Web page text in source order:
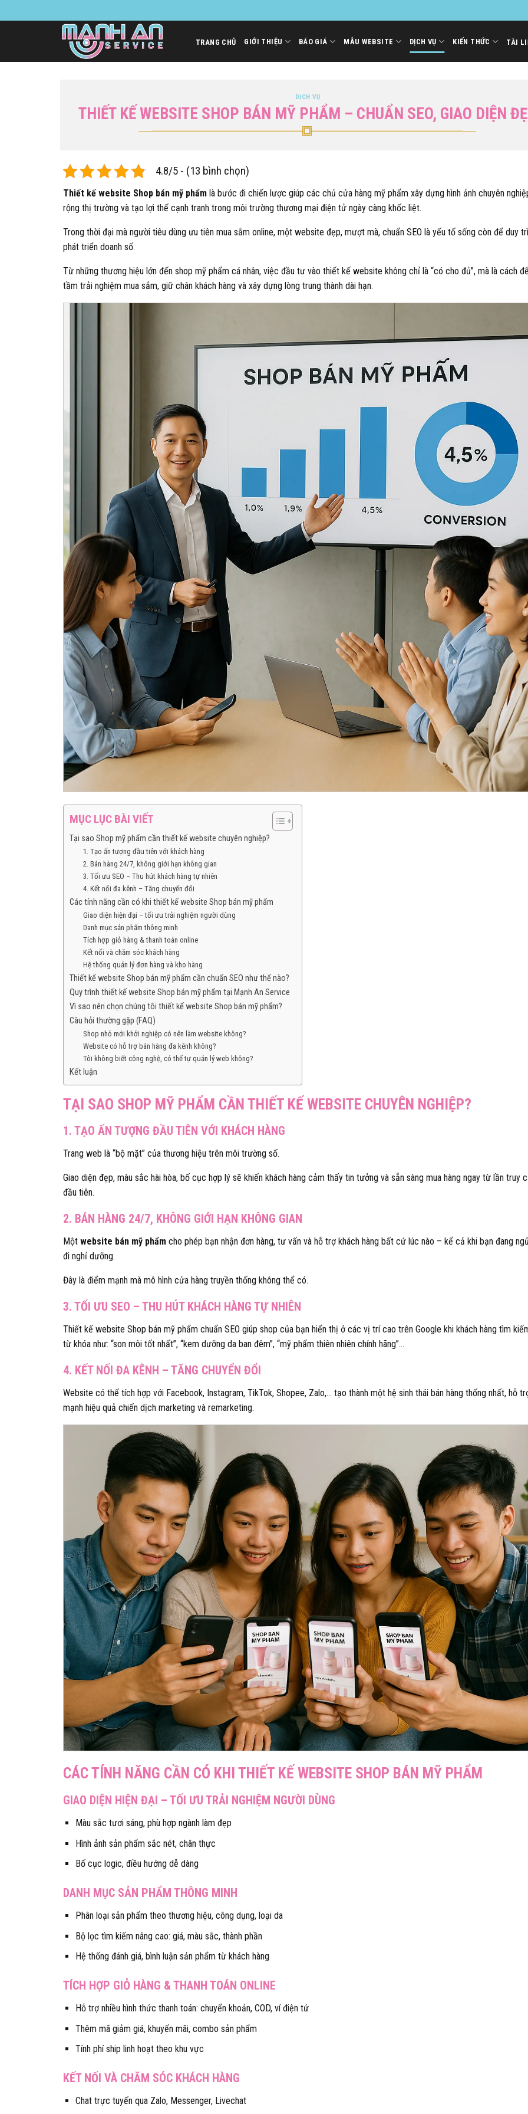
qua
TRANG CHỦ GIỚI THIỆU BÁO GIÁ MẪU WEBSITE DỊCH VỤ KIẾN THỨC TÀI
DỊCH VỤ
THIẾT KẾ WEBSITE SHOP BÁN MỸ PHẨM – CHUẨN SEO, GIAO DIỆN
4.8/5 - (13 bình chọn)
Thiết kế website Shop bán mỹ phẩm là bước đi chiến lược giúp các chủ cửa hàng mỹ phẩm xây dựng hình ảnh chuyên
rộng thị trường và tạo lợi thế cạnh tranh trong môi trường thương mại điện tử ngày càng khốc liệt.
Trong thời đại mà người tiêu dùng ưu tiên mua sắm online, một website đẹp, mượt mà, chuẩn SEO là yếu tố sống còn để duy
phát triển doanh số.
Từ những thương hiệu lớn đến shop mỹ phẩm cá nhân, việc đầu tư vào thiết kế website không chỉ là “có cho đủ”, mà là cách
tầm trải nghiệm mua sắm, giữ chân khách hàng và xây dựng lòng trung thành dài hạn.
MỤC LỤC BÀI VIẾT
Tại sao Shop mỹ phẩm cần thiết kế website chuyên nghiệp?
1. Tạo ấn tượng đầu tiên với khách hàng
2. Bán hàng 24/7, không giới hạn không gian
3. Tối ưu SEO – Thu hút khách hàng tự nhiên
4. Kết nối đa kênh – Tăng chuyển đổi
Các tính năng cần có khi thiết kế website Shop bán mỹ phẩm
Giao diện hiện đại – tối ưu trải nghiệm người dùng
Danh mục sản phẩm thông minh
Tích hợp giỏ hàng & thanh toán online
Kết nối và chăm sóc khách hàng
Hệ thống quản lý đơn hàng và kho hàng
Thiết kế website Shop bán mỹ phẩm cần chuẩn SEO như thế nào?
Quy trình thiết kế website Shop bán mỹ phẩm tại Mạnh An Service
Vì sao nên chọn chúng tôi thiết kế website Shop bán mỹ phẩm?
Câu hỏi thường gặp (FAQ)
Shop nhỏ mới khởi nghiệp có nên làm website không?
Website có hỗ trợ bán hàng đa kênh không?
Tôi không biết công nghệ, có thể tự quản lý web không?
Kết luận
TẠI SAO SHOP MỸ PHẨM CẦN THIẾT KẾ WEBSITE CHUYÊN NGHIỆP?
1. TẠO ẤN TƯỢNG ĐẦU TIÊN VỚI KHÁCH HÀNG
Trang web là “bộ mặt” của thương hiệu trên môi trường số.
Giao diện đẹp, màu sắc hài hòa, bố cục hợp lý sẽ khiến khách hàng cảm thấy tin tưởng và sẵn sàng mua hàng ngay từ lần truy
đầu tiên.
2. BÁN HÀNG 24/7, KHÔNG GIỚI HẠN KHÔNG GIAN
Một website bán mỹ phẩm cho phép bạn nhận đơn hàng, tư vấn và hỗ trợ khách hàng bất cứ lúc nào – kể cả khi bạn đang
đi nghỉ dưỡng.
Đây là điểm mạnh mà mô hình cửa hàng truyền thống không thể có.
3. TỐI ƯU SEO – THU HÚT KHÁCH HÀNG TỰ NHIÊN
Thiết kế website Shop bán mỹ phẩm chuẩn SEO giúp shop của bạn hiển thị ở các vị trí cao trên Google khi khách hàng tìm
từ khóa như: “son môi tốt nhất”, “kem dưỡng da ban đêm”, “mỹ phẩm thiên nhiên chính hãng”…
4. KẾT NỐI ĐA KÊNH – TĂNG CHUYỂN ĐỔI
Website có thể tích hợp với Facebook, Instagram, TikTok, Shopee, Zalo,… tạo thành một hệ sinh thái bán hàng thống nhất, hỗ
mạnh hiệu quả chiến dịch marketing và remarketing.
CÁC TÍNH NĂNG CẦN CÓ KHI THIẾT KẾ WEBSITE SHOP BÁN MỸ PHẨM
GIAO DIỆN HIỆN ĐẠI – TỐI ƯU TRẢI NGHIỆM NGƯỜI DÙNG
Màu sắc tươi sáng, phù hợp ngành làm đẹp
Hình ảnh sản phẩm sắc nét, chân thực
Bố cục logic, điều hướng dễ dàng
DANH MỤC SẢN PHẨM THÔNG MINH
Phân loại sản phẩm theo thương hiệu, công dụng, loại da
Bộ lọc tìm kiếm nâng cao: giá, màu sắc, thành phần
Hệ thống đánh giá, bình luận sản phẩm từ khách hàng
TÍCH HỢP GIỎ HÀNG & THANH TOÁN ONLINE
Hỗ trợ nhiều hình thức thanh toán: chuyển khoản, COD, ví điện tử
Thêm mã giảm giá, khuyến mãi, combo sản phẩm
Tính phí ship linh hoạt theo khu vực
KẾT NỐI VÀ CHĂM SÓC KHÁCH HÀNG
Chat trực tuyến qua Zalo, Messenger, Livechat